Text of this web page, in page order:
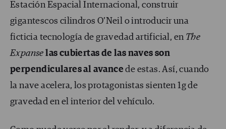
Estación Espacial Internacional, construir
gigantescos cilindros O’Neil o introducir una
ficticia tecnología de gravedad artificial, en The
Expanse las cubiertas de las naves son
perpendiculares al avancede estas. Así, cuando
la nave acelera, los protagonistas sienten 1g de
gravedad en el interior del vehículo.